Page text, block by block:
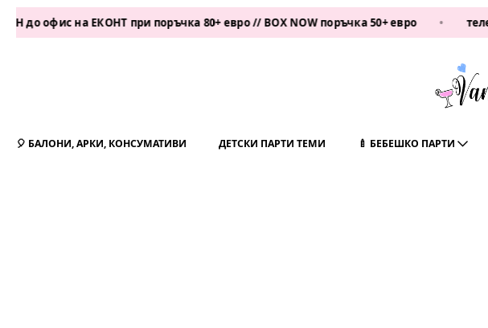
на ЕКОНТ при поръчка 80+ евро // BOX NOW поръчка 50+ евро • телефон:
🎈 БАЛОНИ, АРКИ, КОНСУМАТИВИ ДЕТСКИ ПАРТИ ТЕМИ 🍼 БЕБЕШКО ПАРТИ